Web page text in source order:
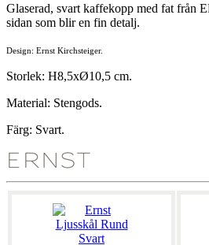
Glaserad, svart kaffekopp med fat från
sidan som blir en fin detalj.
Design: Ernst Kirchsteiger.
Storlek: H8,5xØ10,5 cm.
Material: Stengods.
Färg: Svart.